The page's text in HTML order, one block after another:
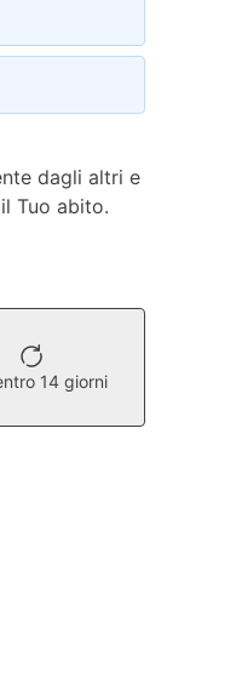
dagli altri e
Tuo abito.
14 giorni